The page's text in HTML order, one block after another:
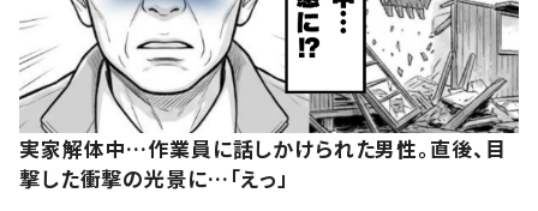
実家解体中…作業員に話しかけられた男性。直後、目
撃した衝撃の光景に…「えっ」